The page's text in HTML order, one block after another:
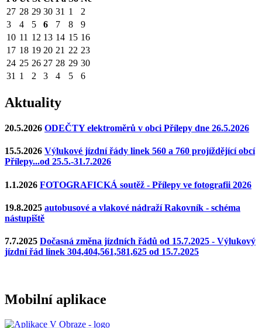
27 28 29 30 31 1
2
3
4 5 6 7 8
9
10 11 12 13 14 15 16
17 18 19 20 21 22 23
24 25 26 27 28 29 30
31 1 2 3 4 5 6
Aktuality
20.5.2026 ODEČTY elektroměrů v obci Přílepy dne 26.5.2026
15.5.2026 Výlukové jízdní řády linek 560 a 760 projíždějící obcí
Přílepy...od 25.5.-31.7.2026
1.1.2026 FOTOGRAFICKÁ soutěž - Přílepy ve fotografii 2026
19.8.2025 autobusové a vlakové nádraží Rakovník - schéma
nástupiště
7.7.2025 Dočasná změna jízdních řádů od 15.7.2025 - Výlukový
jízdní řád linek 304,404,561,581,625 od 15.7.2025
Mobilní aplikace